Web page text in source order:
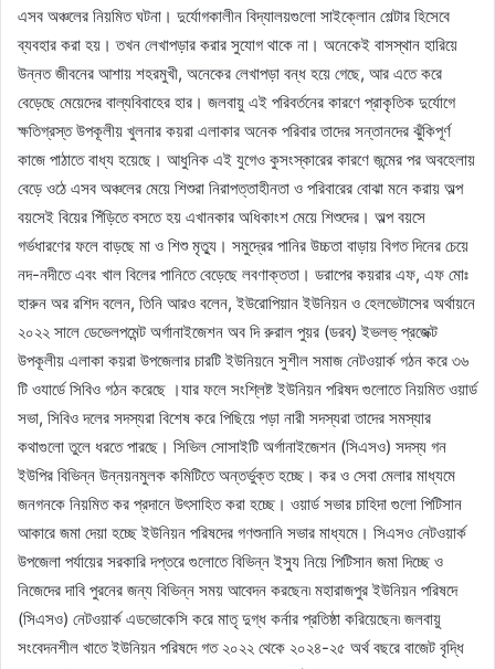
এসব অঞ্চলের নিয়মিত ঘটনা। দুর্যোগকালীন বিদ্যালয়গুলো সাইক্লোন শেল্টার হিসেবে
ব্যবহার করা হয়। তখন লেখাপড়ার করার সুযোগ থাকে না। অনেকেই বাসস্থান হারিয়ে
উন্নত জীবনের আশায় শহরমুখী, অনেকের লেখাপড়া বন্ধ হয়ে গেছে, আর এতে করে
বেড়েছে মেয়েদের বাল্যবিবাহের হার। জলবায়ু এই পরিবর্তনের কারণে প্রাকৃতিক দুর্যোগে
ক্ষতিগ্রস্ত উপকূলীয় খুলনার কয়রা এলাকার অনেক পরিবার তাদের সন্তানদের ঝুঁকিপূর্ণ
কাজে পাঠাতে বাধ্য হয়েছে। আধুনিক এই যুগেও কুসংস্কারের কারণে জন্মের পর অবহেলায়
বেড়ে ওঠে এসব অঞ্চলের মেয়ে শিশুরা নিরাপত্তাহীনতা ও পরিবারের বোঝা মনে করায় অল্প
বয়সেই বিয়ের পিঁড়িতে বসতে হয় এখানকার অধিকাংশ মেয়ে শিশুদের। অল্প বয়সে
গর্ভধারণের ফলে বাড়ছে মা ও শিশু মৃত্যু। সমুদ্রের পানির উচ্চতা বাড়ায় বিগত দিনের চেয়ে
নদ-নদীতে এবং খাল বিলের পানিতে বেড়েছে লবণাক্ততা। ডরাপের কয়রার এফ, এফ মোঃ
হারুন অর রশিদ বলেন, তিনি আরও বলেন, ইউরোপিয়ান ইউনিয়ন ও হেলভেটাসের অর্থায়নে
২০২২ সালে ডেভেলপমেন্ট অর্গানাইজেশন অব দি রুরাল পুয়র (ডরব্) ইভলভ্ প্রজেক্ট
উপকূলীয় এলাকা কয়রা উপজেলার চারটি ইউনিয়নে সুশীল সমাজ নেটওয়ার্ক গঠন করে ৩৬
টি ওযার্ডে সিবিও গঠন করেছে ।যার ফলে সংশ্লিষ্ট ইউনিয়ন পরিষদ গুলোতে নিয়মিত ওয়ার্ড
সভা, সিবিও দলের সদস্যরা বিশেষ করে পিছিয়ে পড়া নারী সদস্যরা তাদের সমস্যার
কথাগুলো তুলে ধরতে পারছে। সিভিল সোসাইটি অর্গানাইজেশন (সিএসও) সদস্য গন
ইউপির বিভিন্ন উন্নয়নমুলক কমিটিতে অন্তর্ভুক্ত হচ্ছে। কর ও সেবা মেলার মাধ্যমে
জনগনকে নিয়মিত কর প্রদানে উৎসাহিত করা হচ্ছে। ওয়ার্ড সভার চাহিদা গুলো পিটিসান
আকারে জমা দেয়া হচ্ছে ইউনিয়ন পরিষদের গণশুনানি সভার মাধ্যমে। সিএসও নেটওয়ার্ক
উপজেলা পর্যায়ের সরকারি দপ্তরে গুলোতে বিভিন্ন ইস্যু নিয়ে পিটিসান জমা দিচ্ছে ও
নিজেদের দাবি পুরনের জন্য বিভিন্ন সময় আবেদন করছেন৷ মহারাজপুর ইউনিয়ন পরিষদে
(সিএসও) নেটওয়ার্ক এডভোকেসি করে মাতৃ দুগ্ধ কর্নার প্রতিষ্ঠা করিয়েছেন৷ জলবায়ু
সংবেদনশীল খাতে ইউনিয়ন পরিষদে গত ২০২২ থেকে ২০২৪-২৫ অর্থ বছরে বাজেট বৃদ্ধি